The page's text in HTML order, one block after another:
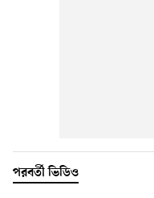
পরবর্তী ভিডিও